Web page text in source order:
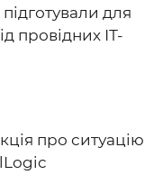
для
провідних ІТ-
про ситуацію